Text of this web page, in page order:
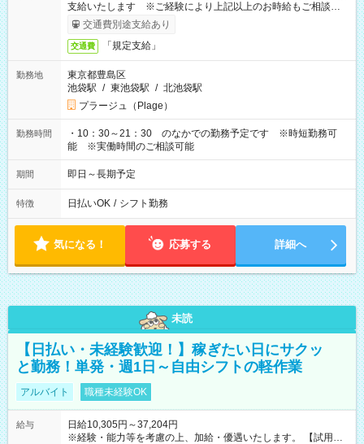
支給いたします ※ご経験により上記以上のお時給もご相談させ
ていただきます ※時間外手当はお時給の1.25倍です！
交通費別途支給あり
交通費 「規定支給」
勤務地
東京都豊島区
池袋駅 / 東池袋駅 / 北池袋駅
プラージュ（Plage）
勤務時間
・10：30～21：30 のなかでの勤務予定です ※時短勤務可
能 ※実働時間のご相談可能
期間 即日～長期予定
特徴 日払いOK / シフト勤務
気になる！ 応募する 詳細へ
未読
【日払い・未経験歓迎！】稼ぎたい日にサクッ
と勤務！単発・週1日～自由シフトの軽作業
アルバイト 職種未経験OK
給与
日給10,305円～37,204円
※経験・能力等を考慮の上、加給・優遇いたします。 【試用期